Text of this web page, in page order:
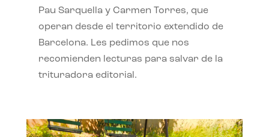
Pau Sarquella y Carmen Torres, que
operan desde el territorio extendido de
Barcelona. Les pedimos que nos
recomienden lecturas para salvar de la
trituradora editorial.